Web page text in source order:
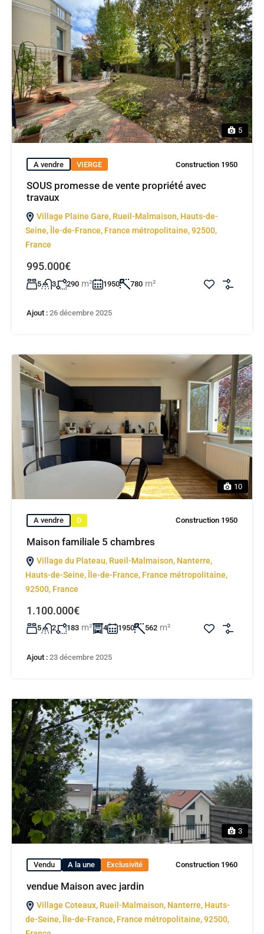
5
A vendre VIERGE Construction 1950
SOUS promesse de vente propriété avec
travaux
Village Plaine Gare, Rueil-Malmaison, Hauts-de-
Seine, Île-de-France, France métropolitaine, 92500,
France
995.000€
5 3 290 m² 1950 780 m²
Ajout : 26 décembre 2025
10
A vendre D Construction 1950
Maison familiale 5 chambres
Village du Plateau, Rueil-Malmaison, Nanterre,
Hauts-de-Seine, Île-de-France, France métropolitaine,
92500, France
1.100.000€
5 2 183 m² 4 1950 562 m²
Ajout : 23 décembre 2025
3
Vendu A la une Exclusivité Construction 1960
vendue Maison avec jardin
Village Coteaux, Rueil-Malmaison, Nanterre, Hauts-
de-Seine, Île-de-France, France métropolitaine, 92500,